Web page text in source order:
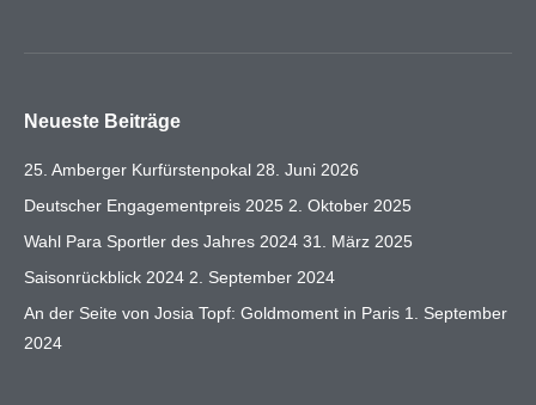
Neueste Beiträge
25. Amberger Kurfürstenpokal 28. Juni 2026
Deutscher Engagementpreis 2025 2. Oktober 2025
Wahl Para Sportler des Jahres 2024 31. März 2025
Saisonrückblick 2024 2. September 2024
An der Seite von Josia Topf: Goldmoment in Paris 1. September
2024